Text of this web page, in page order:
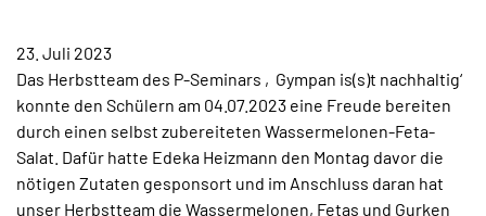
KONTAKT
23. Juli 2023
Das Herbstteam des P-Seminars ‚Gympan is(s)t nachhaltig‘
konnte den Schülern am 04.07.2023 eine Freude bereiten
durch einen selbst zubereiteten Wassermelonen-Feta-
Salat. Dafür hatte Edeka Heizmann den Montag davor die
nötigen Zutaten gesponsort und im Anschluss daran hat
unser Herbstteam die Wassermelonen, Fetas und Gurken